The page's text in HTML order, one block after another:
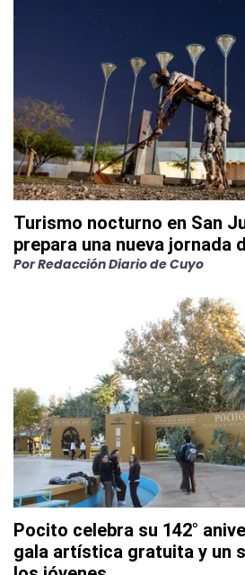
Turismo nocturno en San
prepara una nueva jornada
PorRedacción Diario de Cuyo
Pocito celebra su 142°
gala artística gratuita y un